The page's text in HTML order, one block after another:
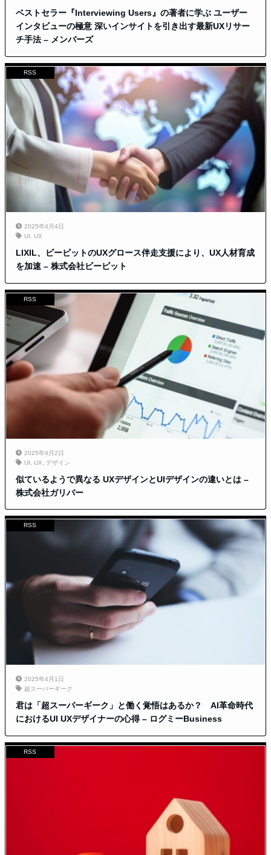
ベストセラー『Interviewing Users』の著者に学ぶ ユーザー
インタビューの極意 深いインサイトを引き出す最新UXリサー
チ手法 – メンバーズ
RSS
2025年4月4日
UI
UX
LIXIL、ビービットのUXグロース伴走支援により、UX人材育成
を加速 – 株式会社ビービット
RSS
2025年4月2日
UI
UX デザイン
似ているようで異なる UXデザインとUIデザインの違いとは –
株式会社ガリバー
RSS
2025年4月1日
超スーパーギーク
君は「超スーパーギーク」と働く覚悟はあるか？ AI革命時代
におけるUI UXデザイナーの心得 – ログミーBusiness
RSS